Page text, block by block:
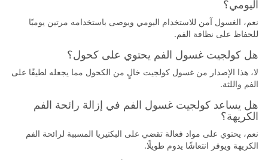
اليومي؟
نعم، الغسول آمن للاستخدام اليومي ويوصى باستخدامه مرتين يوميًا
للحفاظ على نظافة الفم.
هل كولجيت غسول الفم يحتوي على كحول؟
لا، هذا الإصدار من غسول كولجيت خالٍ من الكحول مما يجعله لطيفًا على
الفم واللثة.
هل يساعد كولجيت غسول الفم في إزالة رائحة الفم
الكريهة؟
نعم، يحتوي على مواد فعالة تقضي على البكتيريا المسببة لرائحة الفم
الكريهة ويوفر انتعاشًا يدوم طويلًا.